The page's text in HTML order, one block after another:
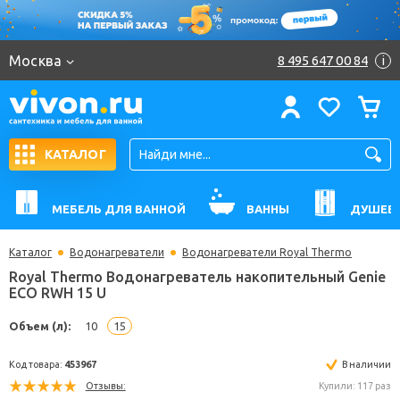
Москва 8 495 647 00 84 i
КАТАЛОГ
МЕБЕЛЬ ДЛЯ ВАННОЙ ВАННЫ
Каталог Водонагреватели Водонагреватели Royal Thermo
ECO RWH 15 U
Объем (л): 10